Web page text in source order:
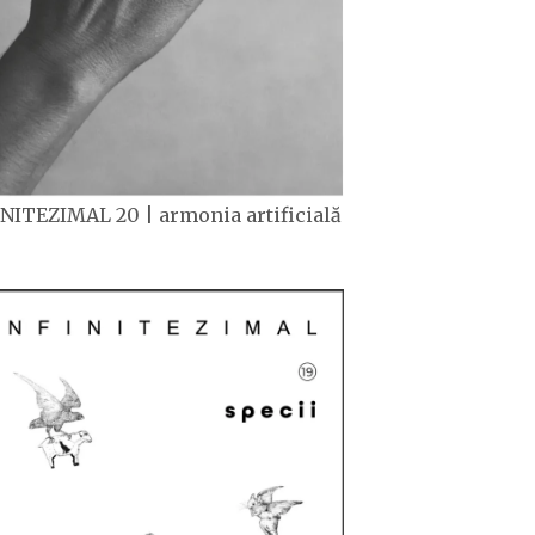
20 | armonia artificială